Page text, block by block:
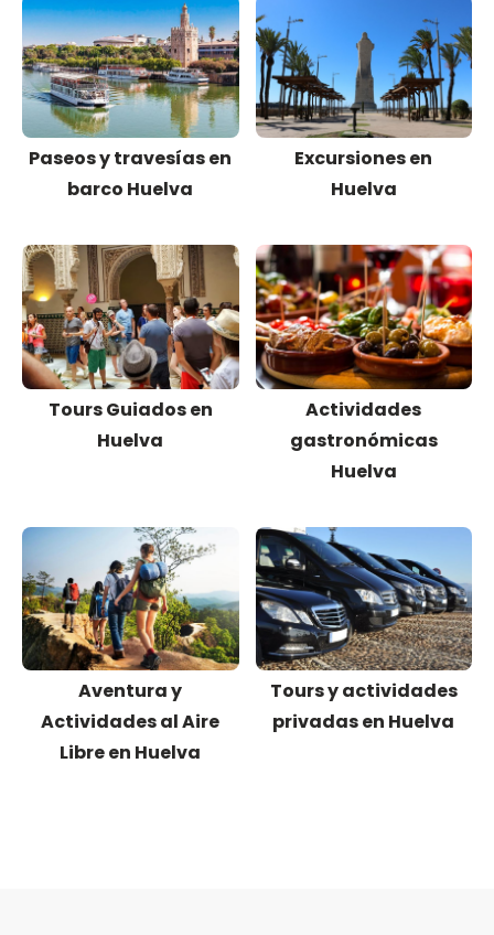
Paseos y travesías en
barco Huelva
Excursiones en
Huelva
Tours Guiados en
Huelva
Actividades
gastronómicas
Huelva
Aventura y
Actividades al Aire
Libre en Huelva
Tours y actividades
privadas en Huelva